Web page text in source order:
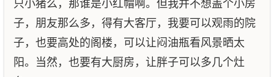
子，朋友那么多，得有大客厅，我要可以观雨的院
子，也要高处的阁楼，可以让闷油瓶看风景晒太
阳。当然，也要有大厨房，让胖子可以多几个灶